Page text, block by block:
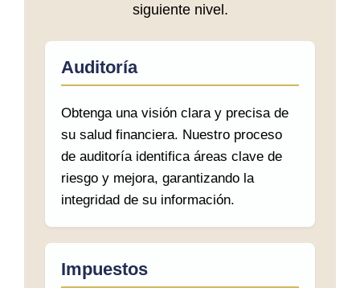
siguiente nivel.
Auditoría
Obtenga una visión clara y precisa de
su salud financiera. Nuestro proceso
de auditoría identifica áreas clave de
riesgo y mejora, garantizando la
integridad de su información.
Impuestos